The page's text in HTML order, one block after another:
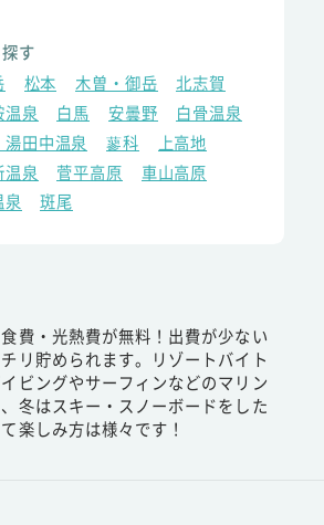
す
松本 木曽・御岳
北志賀
温泉 白馬 安曇野
白骨温泉
湯田中温泉 蓼科
上高地
温泉 菅平高原
車山高原
泉 斑尾
費・光熱費が無料！出費が少ない
リ貯められます。リゾートバイト
ビングやサーフィンなどのマリン
冬はスキー・スノーボードをした
楽しみ方は様々です！